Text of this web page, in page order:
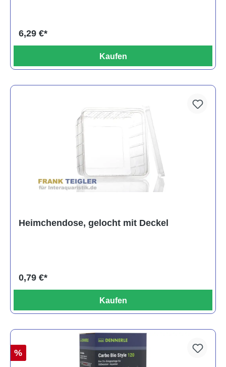
6,29 €*
Kaufen
Heimchendose, gelocht mit Deckel
0,79 €*
Kaufen
%